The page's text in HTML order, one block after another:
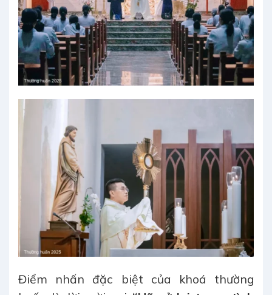
Điểm nhấn đặc biệt của khoá thường